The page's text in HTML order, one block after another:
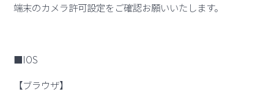
端末のカメラ許可設定をご確認お願いいたします。
■IOS
【ブラウザ】